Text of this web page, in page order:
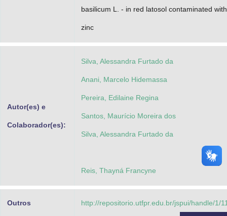
basilicum L. - in red latosol contaminated with
zinc
Autor(es) e
Colaborador(es):
Silva, Alessandra Furtado da
Anani, Marcelo Hidemassa
Pereira, Edilaine Regina
Santos, Maurício Moreira dos
Silva, Alessandra Furtado da
Reis, Thayná Francyne
Outros http://repositorio.utfpr.edu.br/jspui/handle/1/